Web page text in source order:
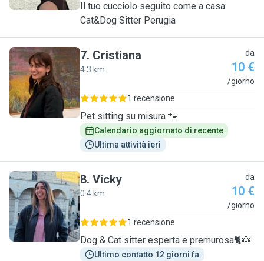
Il tuo cucciolo seguito come a casa:
Cat&Dog Sitter Perugia
C
7. Cristiana
4.3 km
da
10 €
/giorno
1 recensione
Pet sitting su misura 🐾
Calendario aggiornato di recente
Ultima attività ieri
V
8. Vicky
0.4 km
da
10 €
/giorno
1 recensione
Dog & Cat sitter esperta e premurosa🐈🐶
Ultimo contatto 12 giorni fa